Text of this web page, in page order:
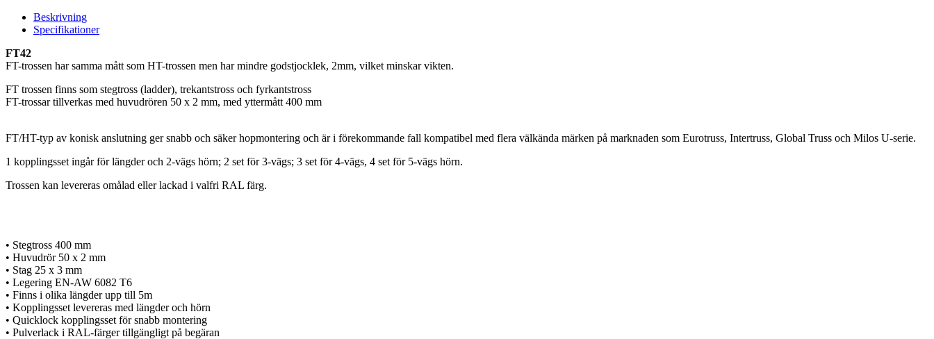
Beskrivning
Specifikationer
FT42
FT-trossen har samma mått som HT-trossen men har mindre godstjocklek, 2mm, vilket minskar vikten.
FT trossen finns som stegtross (ladder), trekantstross och fyrkantstross
FT-trossar tillverkas med huvudrören 50 x 2 mm, med yttermått 400 mm
FT/HT-typ av konisk anslutning ger snabb och säker hopmontering och är i förekommande fall kompatibel med flera välkända märken på marknaden som Eurotruss, Intertruss, Global Truss och Milos U-serie.
1 kopplingsset ingår för längder och 2-vägs hörn; 2 set för 3-vägs; 3 set för 4-vägs, 4 set för 5-vägs hörn.
Trossen kan levereras omålad eller lackad i valfri RAL färg.
• Stegtross 400 mm
• Huvudrör 50 x 2 mm
• Stag 25 x 3 mm
• Legering EN-AW 6082 T6
• Finns i olika längder upp till 5m
• Kopplingsset levereras med längder och hörn
• Quicklock kopplingsset för snabb montering
• Pulverlack i RAL-färger tillgängligt på begäran